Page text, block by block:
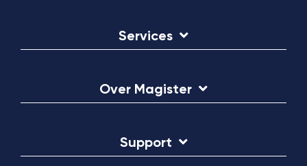
Services
Over Magister
Support